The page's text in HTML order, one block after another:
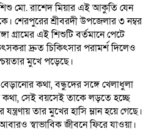
মো. রাশেদ মিয়ার এই আকুতি যেন
শেরপুরের শ্রীবরদী উপজেলার ৩ নম্বর
গ্রামের এই শিশুটি বর্তমানে পেটে
দ্রুত চিকিৎসার পরামর্শ দিলেও
মুখে পড়েছে।
কথা, বন্ধুদের সঙ্গে খেলাধুলা
সেই বয়সেই তাকে লড়তে হচ্ছে
তার মুখের হাসি ম্লান হয়ে গেছে।
স্বাভাবিক জীবনে ফিরে যাওয়া।